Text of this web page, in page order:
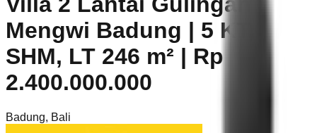
Mengwi Badung | 5 KT,
SHM, LT 246 m² | Rp
2.400.000.000
Badung, Bali